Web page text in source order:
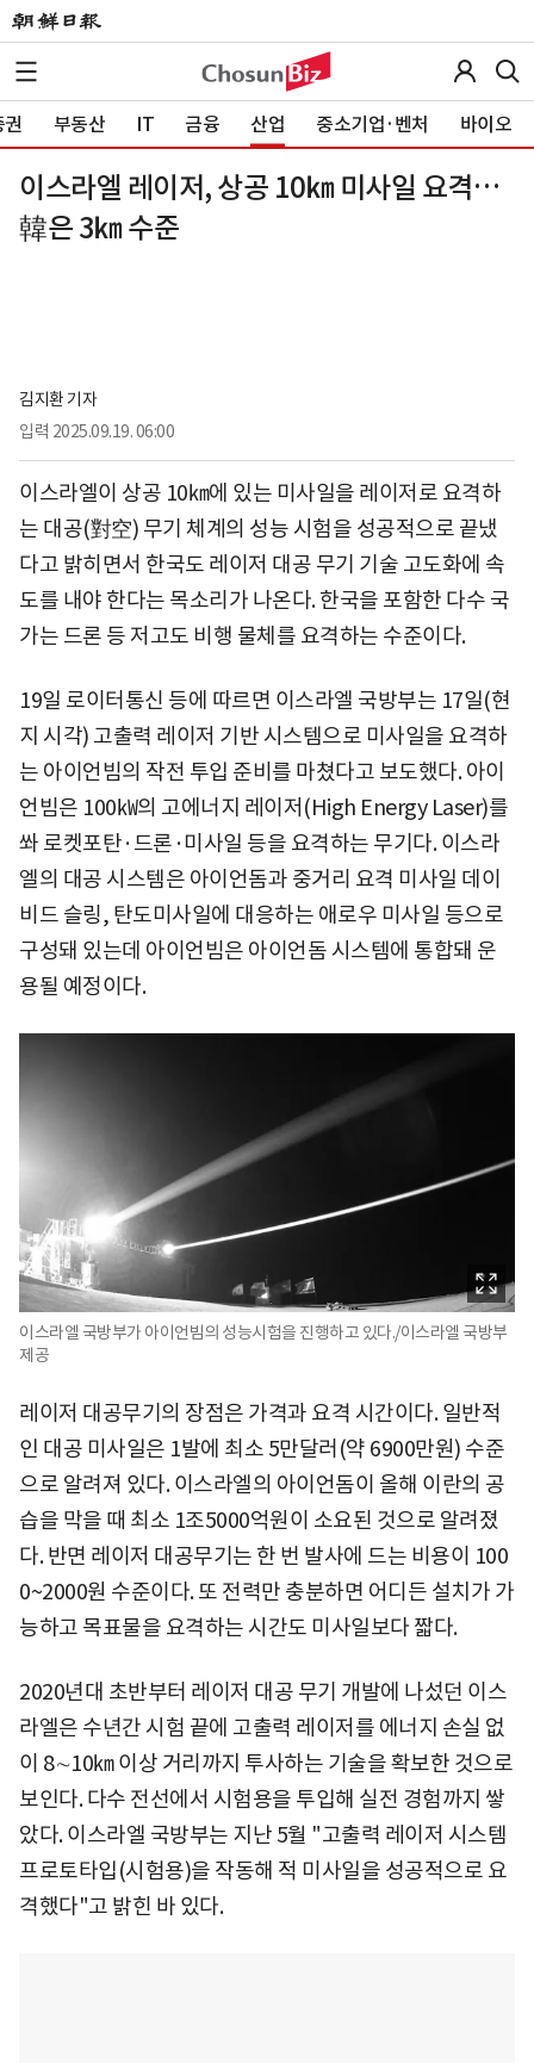
부동산 IT 금융 산업 중소기업·벤처 바이오
이스라엘 레이저, 상공 10㎞ 미사일 요격…
韓은 3㎞ 수준
김지환 기자
입력 2025.09.19. 06:00
이스라엘이 상공 10㎞에 있는 미사일을 레이저로 요격하
는 대공(對空) 무기 체계의 성능 시험을 성공적으로 끝냈
다고 밝히면서 한국도 레이저 대공 무기 기술 고도화에 속
도를 내야 한다는 목소리가 나온다. 한국을 포함한 다수 국
가는 드론 등 저고도 비행 물체를 요격하는 수준이다.
19일 로이터통신 등에 따르면 이스라엘 국방부는 17일(현
지 시각) 고출력 레이저 기반 시스템으로 미사일을 요격하
는 아이언빔의 작전 투입 준비를 마쳤다고 보도했다. 아이
언빔은 100㎾의 고에너지 레이저(High Energy Laser)를
쏴 로켓포탄·드론·미사일 등을 요격하는 무기다. 이스라
엘의 대공 시스템은 아이언돔과 중거리 요격 미사일 데이
비드 슬링, 탄도미사일에 대응하는 애로우 미사일 등으로
구성돼 있는데 아이언빔은 아이언돔 시스템에 통합돼 운
용될 예정이다.
이스라엘 국방부가 아이언빔의 성능시험을 진행하고 있다./이스라엘 국방부
제공
레이저 대공무기의 장점은 가격과 요격 시간이다. 일반적
인 대공 미사일은 1발에 최소 5만달러(약 6900만원) 수준
으로 알려져 있다. 이스라엘의 아이언돔이 올해 이란의 공
습을 막을 때 최소 1조5000억원이 소요된 것으로 알려졌
다. 반면 레이저 대공무기는 한 번 발사에 드는 비용이 100
0~2000원 수준이다. 또 전력만 충분하면 어디든 설치가 가
능하고 목표물을 요격하는 시간도 미사일보다 짧다.
2020년대 초반부터 레이저 대공 무기 개발에 나섰던 이스
라엘은 수년간 시험 끝에 고출력 레이저를 에너지 손실 없
이 8∼10㎞ 이상 거리까지 투사하는 기술을 확보한 것으로
보인다. 다수 전선에서 시험용을 투입해 실전 경험까지 쌓
았다. 이스라엘 국방부는 지난 5월 "고출력 레이저 시스템
프로토타입(시험용)을 작동해 적 미사일을 성공적으로 요
격했다"고 밝힌 바 있다.